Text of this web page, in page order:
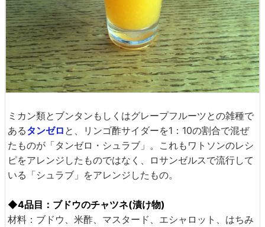
ミカン類とブンタンもしくはグレープフルーツとの雑種で
あるタンゼロ と、リンゴ酢サイダーを1：10の割合で混ぜ
たものが「タンゼロ・シュラブ」。これもワトソンのレシ
ピをアレンジしたものではなく、ロサンゼルスで流行して
いる「シュラブ」をアレンジしたもの。
◆4品目：ブドウのチャツネ(漬け物)
材料：ブドウ、米酢、マスタード、エシャロット、はちみ